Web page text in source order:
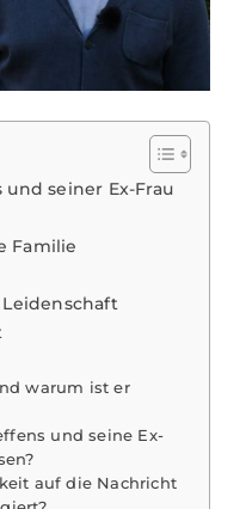
seiner Ex-Frau
Familie
warum ist er
und seine Ex-
auf die Nachricht